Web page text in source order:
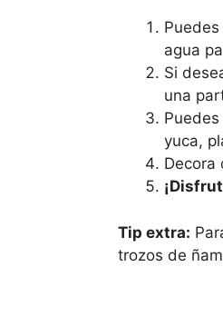
agua
Si
una
yuca,
Decora
Tip extra:
trozos de